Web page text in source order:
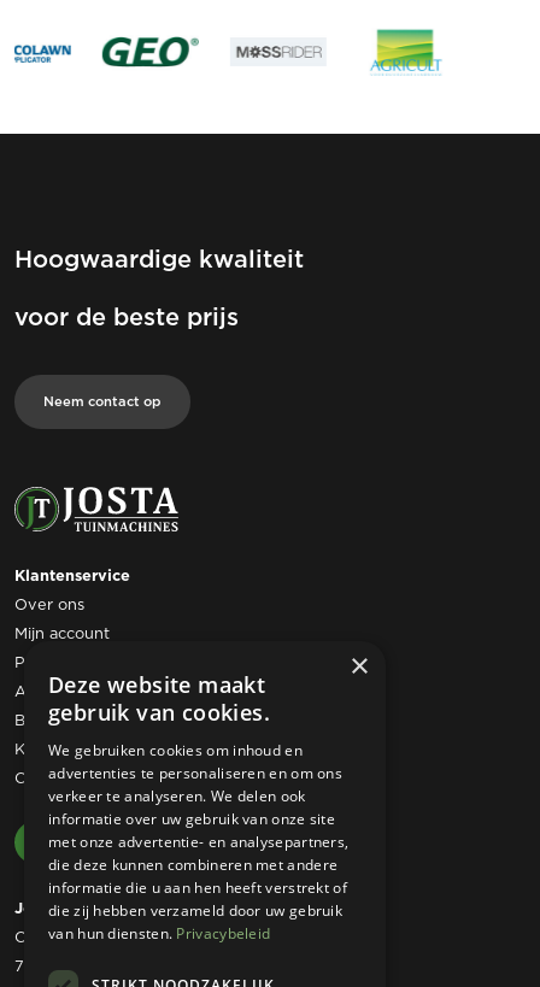
Hoogwaardige kwaliteit
voor de beste prijs
Neem contact op
Klantenservice
Over ons
Mijn account
Privacy statement
Algemene voorwaarden
Bestelling retourneren
Klachtenregeling
Contact
Josta Tuinmachines
Ommerweg 49
7797 RC Rheezerveen
×
Deze website maakt
gebruik van cookies.
We gebruiken cookies om inhoud en
advertenties te personaliseren en om ons
verkeer te analyseren. We delen ook
informatie over uw gebruik van onze site
met onze advertentie- en analysepartners,
die deze kunnen combineren met andere
informatie die u aan hen heeft verstrekt of
die zij hebben verzameld door uw gebruik
van hun diensten. Privacybeleid